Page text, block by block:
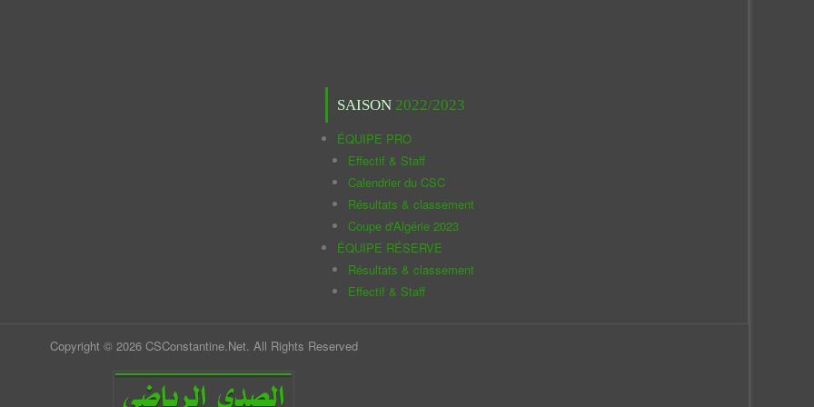
SAISON 2022/2023
ÉQUIPE PRO
Effectif & Staff
Calendrier du CSC
Résultats & classement
Coupe d'Algérie 2023
ÉQUIPE RÉSERVE
Résultats & classement
Effectif & Staff
Copyright © 2026 CSConstantine.Net. All Rights Reserved